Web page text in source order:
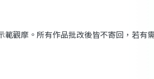
觀摩。所有作品批改後皆不寄回，若有